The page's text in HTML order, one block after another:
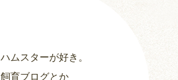
ハムスターが好き。
飼育ブログとか